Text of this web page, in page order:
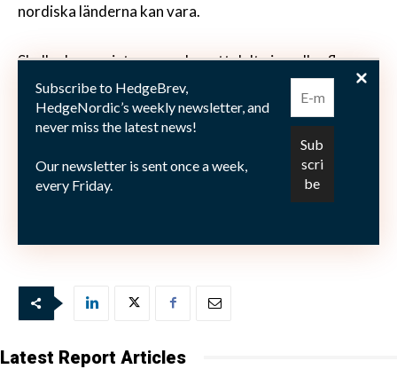
nordiska länderna kan vara.
Skulle du vara intresserad av att delta i en eller flera av
kommande teman inom ”In Focus-serien”, för att bidra
med innehåll, som annonsör eller sponsor, vänligen
themes@hedgenordic.com.
Subscribe to HedgeBrev,
HedgeNordic’s weekly newsletter, and
never miss the latest news!
Our newsletter is sent once a week,
every Friday.
Latest Report Articles